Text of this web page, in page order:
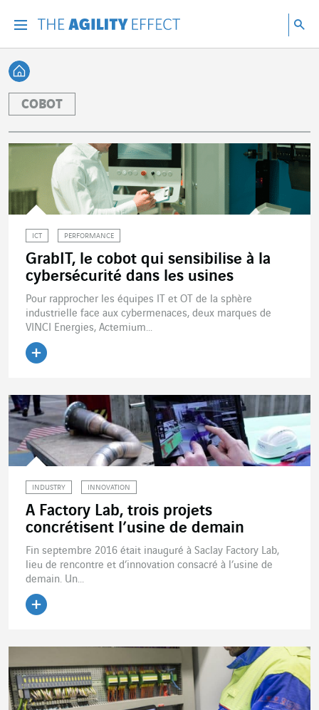
Retour à l'accueil
COBOT
ICT PERFORMANCE
GrabIT, le cobot qui sensibilise à la
cybersécurité dans les usines
Pour rapprocher les équipes IT et OT de la sphère
industrielle face aux cybermenaces, deux marques de
VINCI Energies, Actemium...
INDUSTRY INNOVATION
A Factory Lab, trois projets
concrétisent l’usine de demain
Fin septembre 2016 était inauguré à Saclay Factory Lab,
lieu de rencontre et d’innovation consacré à l’usine de
demain. Un...